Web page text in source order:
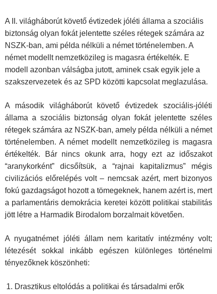
A II. világháborút követő évtizedek jóléti állama a szociális
biztonság olyan fokát jelentette széles rétegek számára az
NSZK-ban, ami példa nélküli a német történelemben. A
német modellt nemzetközileg is magasra értékelték. E
modell azonban válságba jutott, aminek csak egyik jele a
szakszervezetek és az SPD közötti kapcsolat meglazulása.
A második világháborút követő évtizedek szociális-jóléti
állama a szociális biztonság olyan fokát jelentette széles
rétegek számára az NSZK-ban, amely példa nélküli a német
történelemben. A német modellt nemzetközileg is magasra
értékelték. Bár nincs okunk arra, hogy ezt az időszakot
“aranykorként” dicsőítsük, a “rajnai kapitalizmus” mégis
civilizációs előrelépés volt – nemcsak azért, mert bizonyos
fokú gazdagságot hozott a tömegeknek, hanem azért is, mert
a parlamentáris demokrácia keretei között politikai stabilitás
jött létre a Harmadik Birodalom borzalmait követően.
A nyugatnémet jóléti állam nem karitatív intézmény volt;
létezését sokkal inkább egészen különleges történelmi
tényezőknek köszönheti:
Drasztikus eltolódás a politikai és társadalmi erők